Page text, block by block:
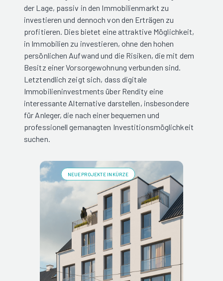
der Lage, passiv in den Immobilienmarkt zu
investieren und dennoch von den Erträgen zu
profitieren. Dies bietet eine attraktive Möglichkeit,
in Immobilien zu investieren, ohne den hohen
persönlichen Aufwand und die Risiken, die mit dem
Besitz einer Vorsorgewohnung verbunden sind.
Letztendlich zeigt sich, dass digitale
Immobilieninvestments über Rendity eine
interessante Alternative darstellen, insbesondere
für Anleger, die nach einer bequemen und
professionell gemanagten Investitionsmöglichkeit
suchen.
NEUE PROJEKTE IN KÜRZE